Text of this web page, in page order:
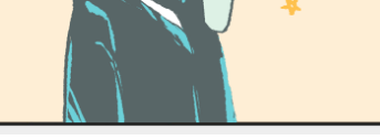
ColleGo! 大學選才與高中育才輔助系統